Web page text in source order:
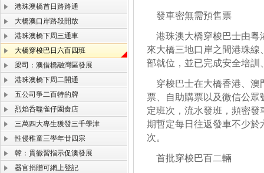
港珠澳橋首日路路通
大橋澳口岸路段開放
港珠澳橋下周三通車
大橋穿梭巴日六百四班
梁司：澳借橋融灣區發展
港珠澳橋下周二開通
五公司爭二百特的牌
烈焰呑噬雀仔園食店
三萬四大專生獲發三千學津
性侵稚童三學年廿四宗
韓：貫徹習指示促澳發展
器官捐贈可網上登記
發車密無需預售票
港珠澳大橋穿梭巴士由粵
來大橋三地口岸之間港珠
部就位，並已完成安全培訓
穿梭巴士在大橋香港、澳
票、自助購票以及微信公
定班次，流水發班，頻密
期暫定每日往返發車不少
次。
首批穿梭巴百二輛